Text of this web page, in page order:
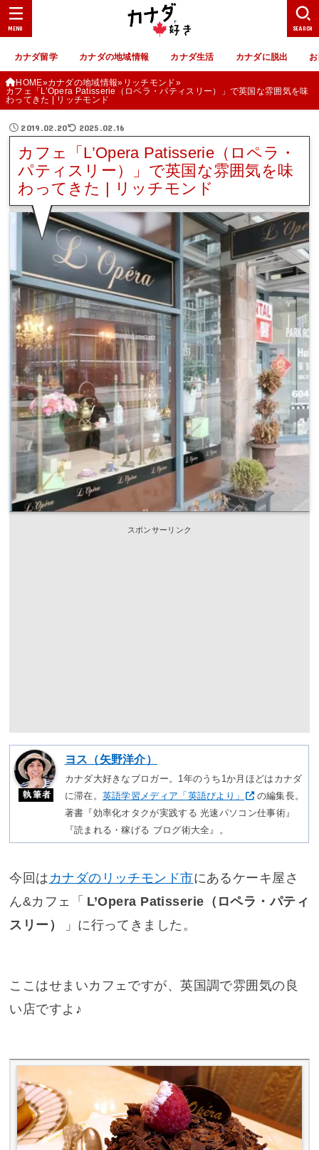
カナダ留学 カナダの地域情報 カナダ生活 カナダに脱出
SEARCH
MENU
HOME カナダの地域情報
リッチモンド
カフェ「L’Opera Patisserie（ロペラ・パティスリー）」で英国な雰囲気を味
わってきた | リッチモンド
2019.02.20 2025.02.16
カフェ「L’Opera Patisserie（ロペラ・
パティスリー）」で英国な雰囲気を味
わってきた | リッチモンド
スポンサーリンク
執筆者
ヨス（矢野洋介）
カナダ大好きなブロガー。1年のうち1か月ほどはカナダ
に滞在。 英語学習メディア「英語びより」
の編集長。
著書『効率化オタクが実践する 光速パソコン仕事術』
『読まれる・稼げる ブログ術大全』。
今回は カナダのリッチモンド市にあるケーキ屋さ
ん&カフェ「 L’Opera Patisserie（ロペラ・パティ
スリー）
」に行ってきました。
ここはせまいカフェですが、英国調で雰囲気の良
い店ですよ♪